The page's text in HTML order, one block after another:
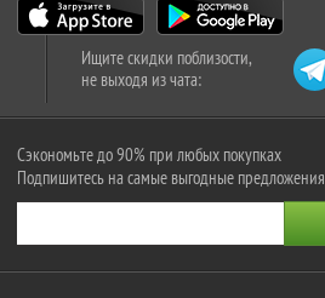
Ищите скидки поблизости,
не выходя из чата:
Сэкономьте до 90% при любых покупках
Подпишитесь на самые выгодные предложения